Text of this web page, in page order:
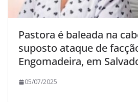
Pastora é baleada na
suposto ataque de
Engomadeira, em
05/07/2025